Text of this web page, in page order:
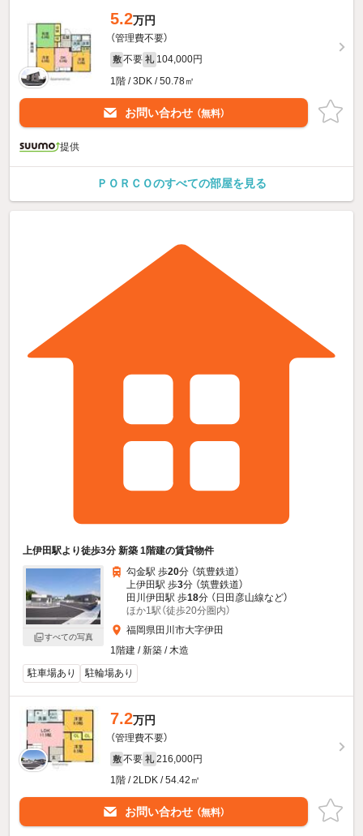
5.2万円
（管理費不要）
敷 不要 礼 104,000円
1階 / 3DK / 50.78㎡
お問い合わせ （無料）
提供
ＰＯＲＣＯのすべての部屋を見る
上伊田駅より徒歩3分 新築 1階建の賃貸物件
すべての写真
勾金駅 歩20分 （筑豊鉄道）
上伊田駅 歩3分 （筑豊鉄道）
田川伊田駅 歩18分 （日田彦山線など）
ほか1駅（徒歩20分圏内）
福岡県田川市大字伊田
1階建 / 新築 / 木造
駐車場あり
駐輪場あり
7.2万円
（管理費不要）
敷 不要 礼 216,000円
1階 / 2LDK / 54.42㎡
お問い合わせ （無料）